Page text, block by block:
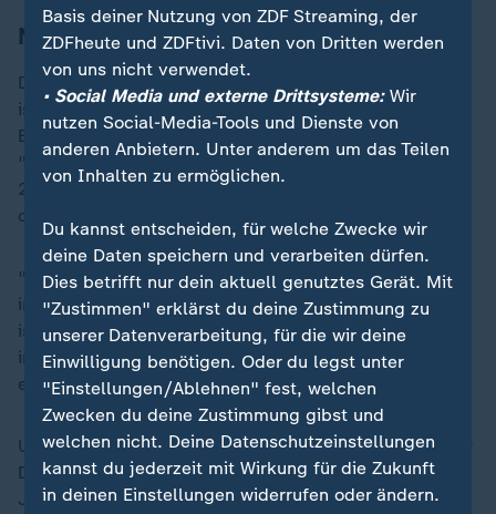
Neunte Teilnahme für Zverev
Die Atmosphäre aufsaugen muss Zverev nicht mehr, er
ist schon zum neunten Mal im altehrwürdigen All
England Club dabei. Und seine Ambitionen sind groß.
"Ich hatte eine ziemlich gute Vorbereitung", sagte der
28-Jährige, der in Stuttgart das Finale und in Halle
das Halbfinale erreicht hatte.
"Alles in allem habe ich das Gefühl, dass meine Form
in den letzten Wochen und Monaten zurückgekommen
ist." Das will er auf dem "heiligen Rasen" nun zeigen,
in Wimbledon hat Zverev noch nie das Viertelfinale
erreicht.
Und die derzeitige Flaute im deutschen Männertennis?
Die sieht Zverev nur als "Zwischenphase". In zwei, drei
Jahren werde "sich das ändern", sagte der
Basis deiner Nutzung von ZDF Streaming, der
ZDFheute und ZDFtivi. Daten von Dritten werden
von uns nicht verwendet.
• Social Media und externe Drittsysteme:Wir
nutzen Social-Media-Tools und Dienste von
anderen Anbietern. Unter anderem um das Teilen
von Inhalten zu ermöglichen.
Du kannst entscheiden, für welche Zwecke wir
deine Daten speichern und verarbeiten dürfen.
Dies betrifft nur dein aktuell genutztes Gerät. Mit
"Zustimmen" erklärst du deine Zustimmung zu
unserer Datenverarbeitung, für die wir deine
Einwilligung benötigen. Oder du legst unter
"Einstellungen/Ablehnen" fest, welchen
Zwecken du deine Zustimmung gibst und
welchen nicht. Deine Datenschutzeinstellungen
kannst du jederzeit mit Wirkung für die Zukunft
in deinen Einstellungen widerrufen oder ändern.